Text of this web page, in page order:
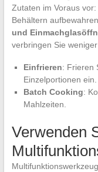
Zutaten im Voraus
Behältern aufbewahren.
und
verbringen Sie
Einfrieren: Frieren
Einzelportionen ein.
Batch Cooking:
Mahlzeiten.
Verwenden